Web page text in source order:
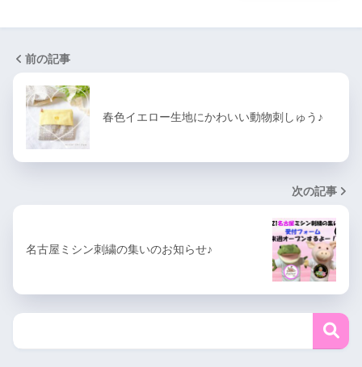
前の記事
春色イエロー生地にかわいい動物刺しゅう♪
次の記事
名古屋ミシン刺繍の集いのお知らせ♪